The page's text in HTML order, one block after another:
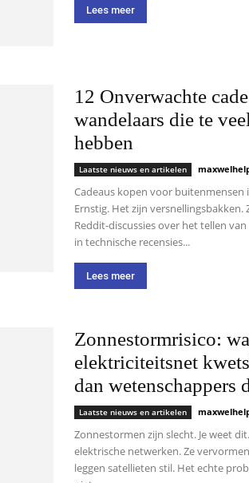
Lees meer
12 Onverwachte
wandelaars die te
hebben
Laatste nieuws en artikelen
Cadeaus kopen voor buitenmensen
Ernstig. Het zijn versnellingsbakken.
Reddit-discussies over het tellen
in technische recensies...
Lees meer
Zonnestormrisico:
elektriciteitsnet
dan wetenschappers
Laatste nieuws en artikelen
Zonnestormen zijn slecht. Je weet
elektrische netwerken. Ze
leggen satellieten stil. Het echte